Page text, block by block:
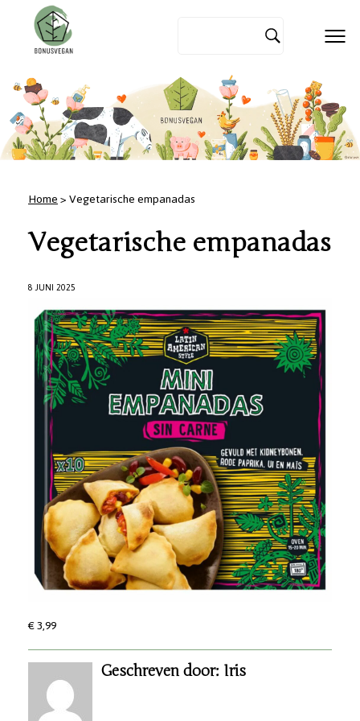
Home> Vegetarische empanadas
Vegetarische empanadas
8 JUNI 2025
€ 3,99
Geschreven door: Iris